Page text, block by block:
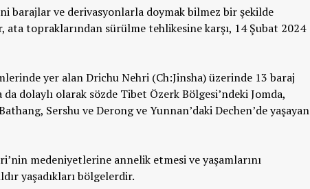
barajlar ve derivasyonlarla doymak bilmez bir şekilde
topraklarından sürülme tehlikesine karşı, 14 Şubat 2024
yer alan Drichu Nehri (Ch:Jinsha) üzerinde 13 baraj
dolaylı olarak sözde Tibet Özerk Bölgesi’ndeki Jomda,
Sershu ve Derong ve Yunnan’daki Dechen’de yaşayan
medeniyetlerine annelik etmesi ve yaşamlarını
yaşadıkları bölgelerdir.